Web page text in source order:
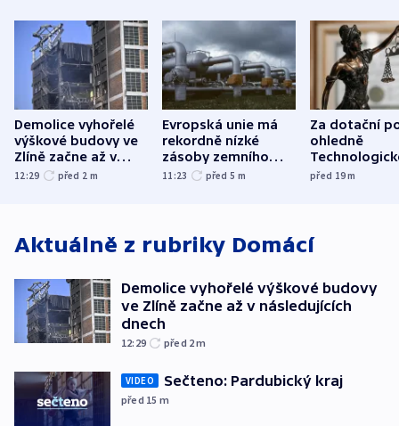
Demolice vyhořelé
výškové budovy ve
Zlíně začne až v
následujících dnech
12:29 před 2 m
Evropská unie má
rekordně nízké
zásoby zemního
plynu
11:23 před 5 m
Za dotační
ohledně
parku poslal
před 19m
Aktuálně z rubriky Domácí
Demolice vyhořelé výškové budovy
ve Zlíně začne až v následujících
dnech
12:29 před 2m
VIDEO Sečteno: Pardubický kraj
před 15 m